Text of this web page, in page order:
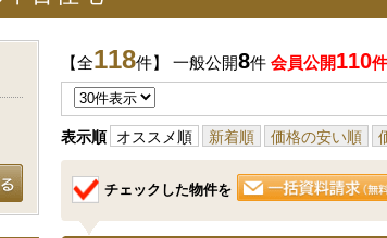
【全118件】 一般公開8件 会員公開110件
表示順 オススメ順 新着順 価格の安い順
チェックした物件を